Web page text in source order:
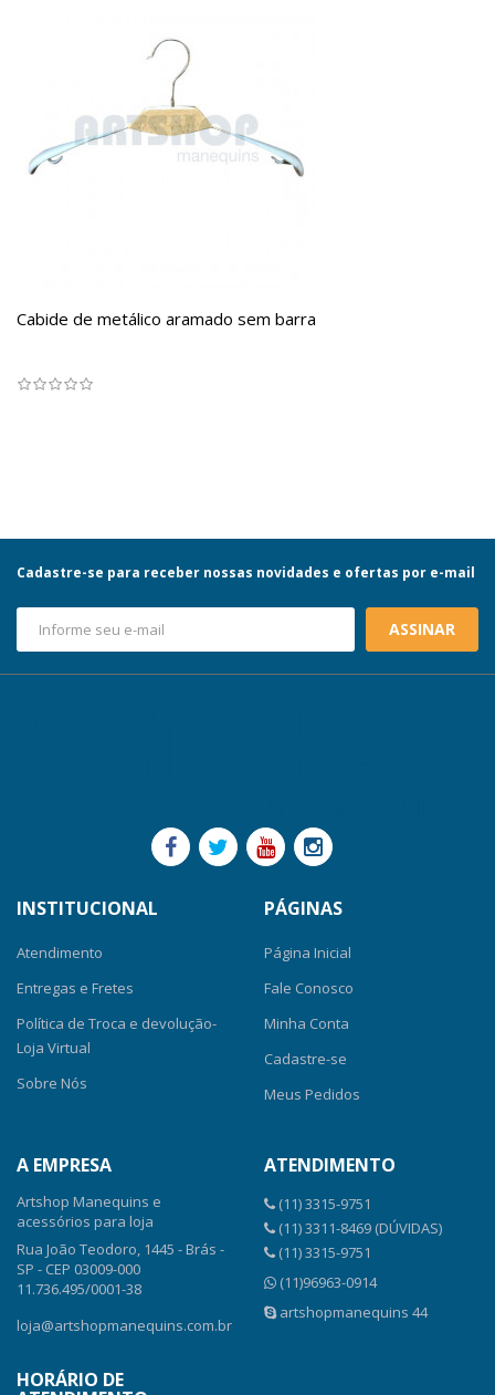
Cabide de metálico aramado sem barra
Cadastre-se para receber nossas novidades e ofertas por e-mail
ASSINAR
INSTITUCIONAL
Atendimento
Entregas e Fretes
Política de Troca e devolução-
Loja Virtual
Sobre Nós
PÁGINAS
Página Inicial
Fale Conosco
Minha Conta
Cadastre-se
Meus Pedidos
A EMPRESA
Artshop Manequins e
acessórios para loja
Rua João Teodoro, 1445 - Brás -
SP - CEP 03009-000
11.736.495/0001-38
loja@artshopmanequins.com.br
HORÁRIO DE
ATENDIMENTO
(11) 3315-9751
(11) 3311-8469 (DÚVIDAS)
(11) 3315-9751
(11)96963-0914
artshopmanequins 44